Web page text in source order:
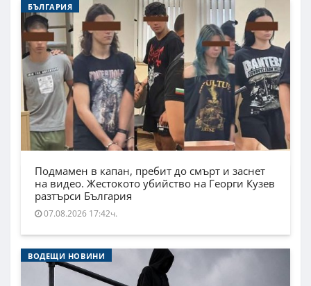
БЪЛГАРИЯ
Подмамен в капан, пребит до смърт и заснет
на видео. Жестокото убийство на Георги Кузев
разтърси България
07.08.2026 17:42ч.
ВОДЕЩИ НОВИНИ